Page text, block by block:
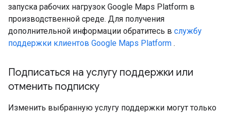
запуска рабочих нагрузок Google Maps Platform в
производственной среде. Для получения
дополнительной информации обратитесь в службу
поддержки клиентов Google Maps Platform .
Подписаться на услугу поддержки или
отменить подписку
Изменить выбранную услугу поддержки могут только